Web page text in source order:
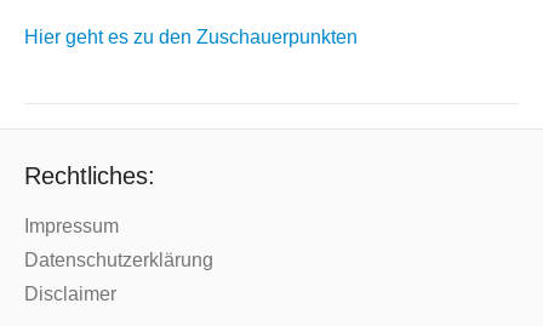
Hier geht es zu den Zuschauerpunkten
Rechtliches:
Impressum
Datenschutzerklärung
Disclaimer